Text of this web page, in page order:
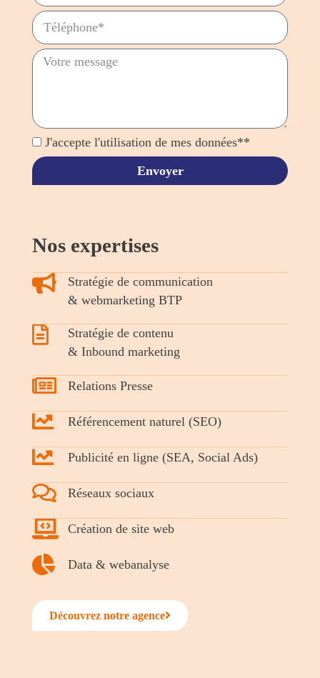
J'accepte l'utilisation de mes données**
Envoyer
Nos expertises
Stratégie de communication
& webmarketing BTP
Stratégie de contenu
& Inbound marketing
Relations Presse
Référencement naturel (SEO)
Publicité en ligne (SEA, Social Ads)
Réseaux sociaux
Création de site web
Data & webanalyse
Découvrez notre agence